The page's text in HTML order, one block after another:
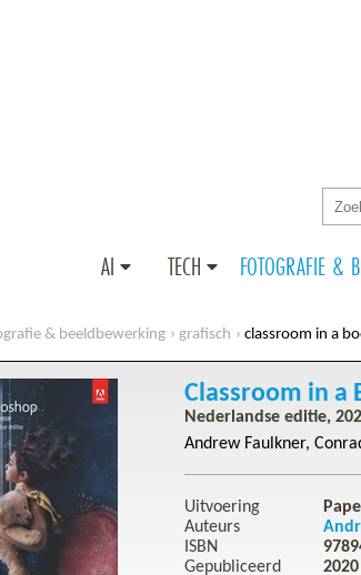
AI TECH FOTOGRAFIE &
& beeldbewerking grafisch classroom in a
Classroom in a
Nederlandse editie,
Andrew Faulkner
Uitvoering
Auteurs
ISBN
Gepubliceerd
2020